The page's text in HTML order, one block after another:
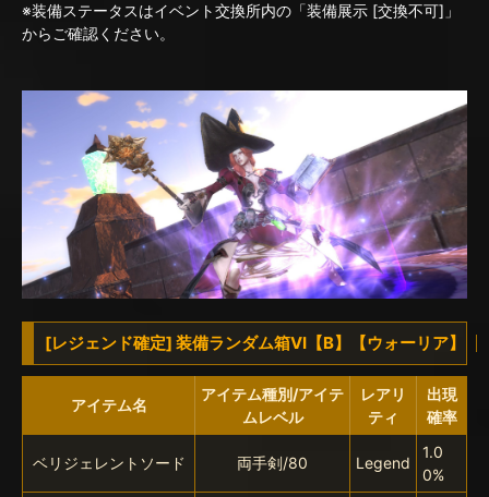
※装備ステータスはイベント交換所内の「装備展示 [交換不可]」
からご確認ください。
[レジェンド確定] 装備ランダム箱VI【B】【ウォーリア】
アイテム名
アイテム種別/アイテ
ムレベル
レアリ
ティ
出現
確率
ベリジェレントソード 両手剣/80 Legend
1.0
0%